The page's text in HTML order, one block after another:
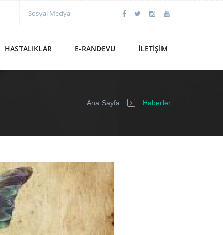
Sosyal Medya
HASTALIKLAR E-RANDEVU İLETIŞIM
Ana Sayfa Haberler